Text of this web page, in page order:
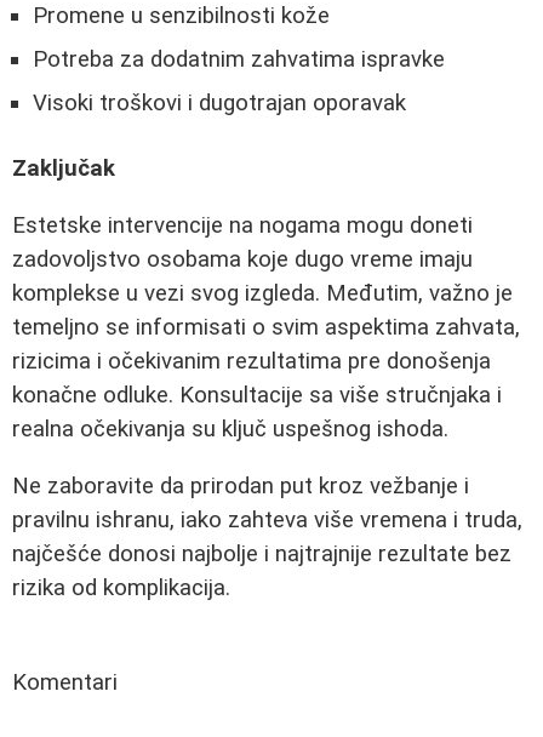
Promene u senzibilnosti kože
Potreba za dodatnim zahvatima ispravke
Visoki troškovi i dugotrajan oporavak
Zaključak
Estetske intervencije na nogama mogu doneti
zadovoljstvo osobama koje dugo vreme imaju
komplekse u vezi svog izgleda. Međutim, važno je
temeljno se informisati o svim aspektima zahvata,
rizicima i očekivanim rezultatima pre donošenja
konačne odluke. Konsultacije sa više stručnjaka i
realna očekivanja su ključ uspešnog ishoda.
Ne zaboravite da prirodan put kroz vežbanje i
pravilnu ishranu, iako zahteva više vremena i truda,
najčešće donosi najbolje i najtrajnije rezultate bez
rizika od komplikacija.
Komentari